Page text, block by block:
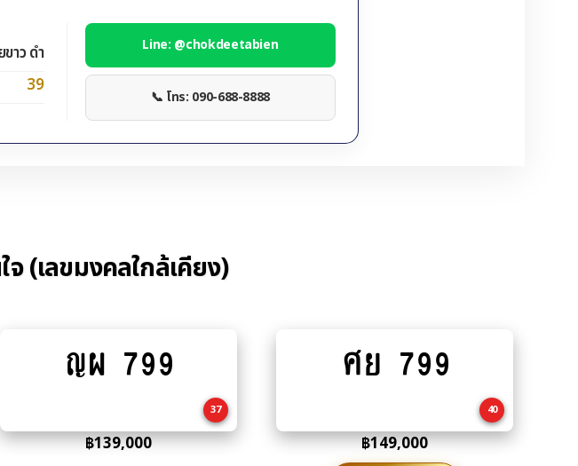
ขาว ดำ
39
Line: @chokdeetabien
📞 โทร: 090-688-8888
(เลขมงคลใกล้เคียง)
Add
to
ญผ 799
37
฿139,000
Add
to
ศย 799
40
฿149,000